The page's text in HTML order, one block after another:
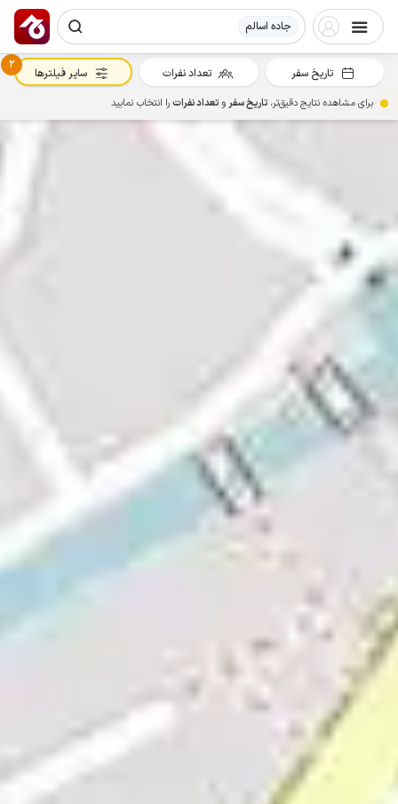
جاده اسالم
تاریخ سفر تعداد نفرات
2
سایر فیلترها
برای مشاهده نتایج دقیق‌تر، تاریخ سفرو تعداد نفراترا انتخاب نمایید